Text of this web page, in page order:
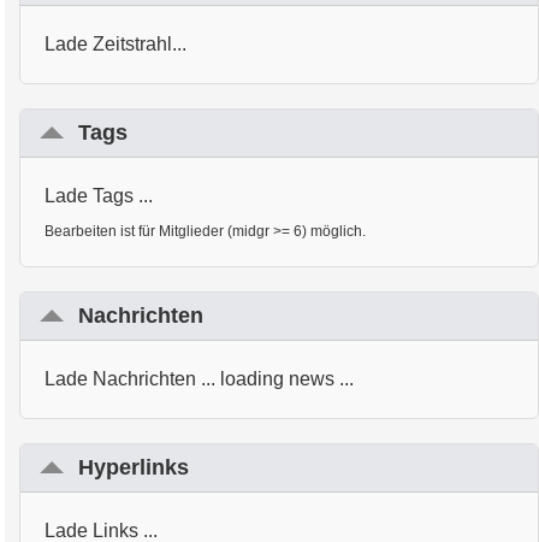
Lade Zeitstrahl...
Tags
Lade Tags ...
Bearbeiten ist für Mitglieder (midgr >= 6) möglich.
Nachrichten
Lade Nachrichten ... loading news ...
Hyperlinks
Lade Links ...